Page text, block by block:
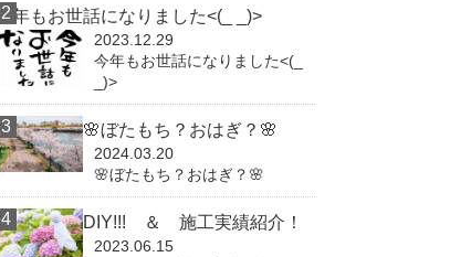
今年もお世話になりました<(_ _)>
2023.12.29
今年もお世話になりました<(_
_)>
🌸ぼたもち？おはぎ？🌸
2024.03.20
🌸ぼたもち？おはぎ？🌸
DIY!!! ＆ 施工実績紹介！
2023.06.15